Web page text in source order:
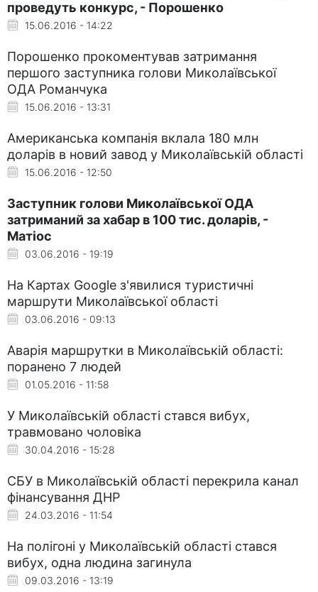
проведуть конкурс, - Порошенко
15.06.2016 - 14:22
Порошенко прокоментував затримання
першого заступника голови Миколаївської
ОДА Романчука
15.06.2016 - 13:31
Американська компанія вклала 180 млн
доларів в новий завод у Миколаївській області
15.06.2016 - 12:50
Заступник голови Миколаївської ОДА
затриманий за хабар в 100 тис. доларів, -
Матіос
03.06.2016 - 19:19
На Картах Google з'явилися туристичні
маршрути Миколаївської області
03.06.2016 - 09:13
Аварія маршрутки в Миколаївській області:
поранено 7 людей
01.05.2016 - 11:58
У Миколаївській області стався вибух,
травмовано чоловіка
30.04.2016 - 15:28
СБУ в Миколаївській області перекрила канал
фінансування ДНР
24.03.2016 - 11:54
На полігоні у Миколаївській області стався
вибух, одна людина загинула
09.03.2016 - 13:19